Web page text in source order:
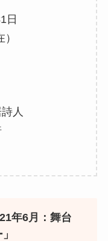
日
人
年6月：舞台